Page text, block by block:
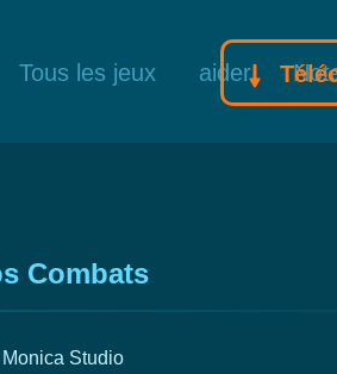
Tous les jeux aider
Combats
Studio